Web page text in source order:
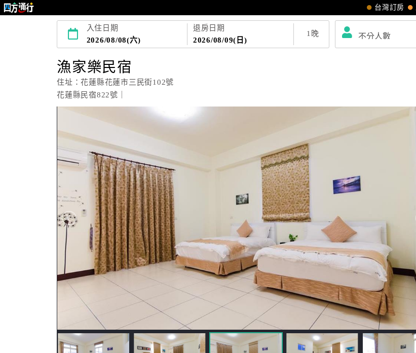
台灣訂房
入住日期
2026/08/08(六)
退房日期
2026/08/09(日)
1 晚
漁家樂民宿
住址：花蓮縣花蓮市三民街102號
花蓮縣民宿822號｜